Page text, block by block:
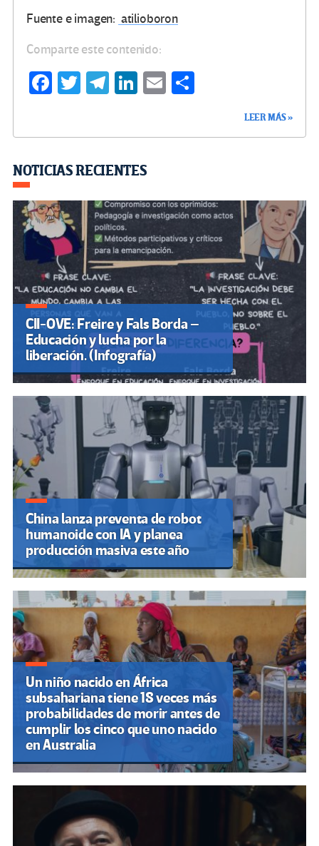
Fuente e imagen: atilioboron
Comparte este contenido:
Fa
o
k
T
Te
m
Li
n
E
tir
LEER MÁS »
NOTICIAS RECIENTES
CII-OVE: Freire y Fals Borda –
Educación y lucha por la
liberación. (Infografía)
China lanza preventa de robot
humanoide con IA y planea
producción masiva este año
Un niño nacido en África
subsahariana tiene 18 veces más
probabilidades de morir antes de
cumplir los cinco que uno nacido
en Australia